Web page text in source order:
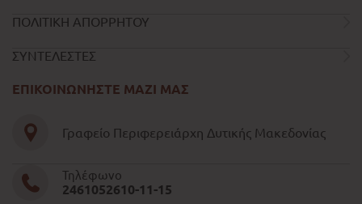
ΠΟΛΙΤΙΚΗ ΑΠΟΡΡΗΤΟΥ
ΣΥΝΤΕΛΕΣΤΕΣ
ΕΠΙΚΟΙΝΩΝΗΣΤΕ ΜΑΖΙ ΜΑΣ
Γραφείο Περιφερειάρχη Δυτικής Μακεδονίας
Τηλέφωνο
2461052610-11-15